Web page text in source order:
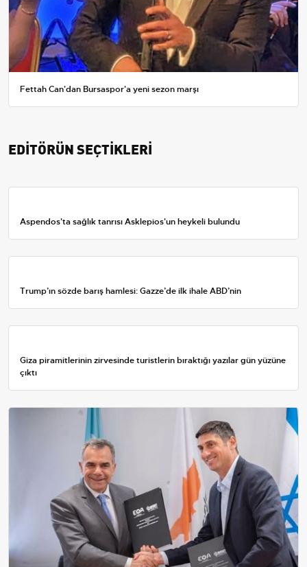
Fettah Can'dan Bursaspor'a yeni sezon marşı
EDİTÖRÜN SEÇTİKLERİ
Aspendos'ta sağlık tanrısı Asklepios'un heykeli bulundu
Trump’ın sözde barış hamlesi: Gazze’de ilk ihale ABD’nin
Giza piramitlerinin zirvesinde turistlerin bıraktığı yazılar gün yüzüne
çıktı